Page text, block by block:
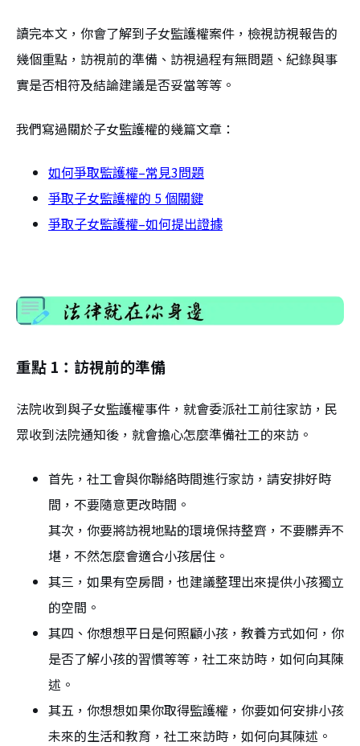
讀完本文，你會了解到子女監護權案件，檢視訪視報告的
幾個重點，訪視前的準備、訪視過程有無問題、紀錄與事
實是否相符及結論建議是否妥當等等。
我們寫過關於子女監護權的幾篇文章：
如何爭取監護權–常見3問題
爭取子女監護權的 5 個關鍵
爭取子女監護權–如何提出證據
重點 1：訪視前的準備
法院收到與子女監護權事件，就會委派社工前往家訪，民
眾收到法院通知後，就會擔心怎麼準備社工的來訪。
首先，社工會與你聯絡時間進行家訪，請安排好時
間，不要隨意更改時間。
其次，你要將訪視地點的環境保持整齊，不要髒弄不
堪，不然怎麼會適合小孩居住。
其三，如果有空房間，也建議整理出來提供小孩獨立
的空間。
其四、你想想平日是何照顧小孩，教養方式如何，你
是否了解小孩的習慣等等，社工來訪時，如何向其陳
述。
其五，你想想如果你取得監護權，你要如何安排小孩
未來的生活和教育，社工來訪時，如何向其陳述。